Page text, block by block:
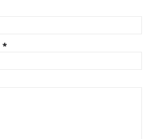
*